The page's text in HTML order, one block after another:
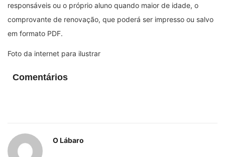
responsáveis ou o próprio aluno quando maior de idade, o
comprovante de renovação, que poderá ser impresso ou salvo
em formato PDF.
Foto da internet para ilustrar
Comentários
O Lábaro